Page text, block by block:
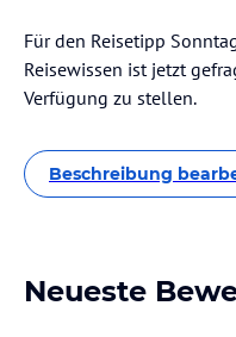
Für den Reisetipp
Reisewissen ist jetzt
Verfügung zu stellen.
Beschreibung
Neueste